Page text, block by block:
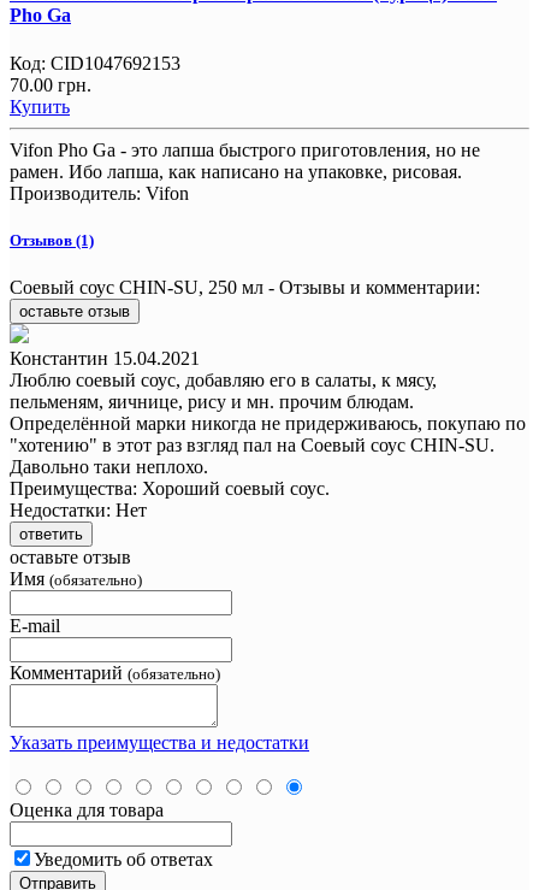
Pho Ga
Код: CID1047692153
70.00 грн.
Купить
Vifon Pho Ga - это лапша быстрого приготовления, но не
рамен. Ибо лапша, как написано на упаковке, рисовая.
Производитель: Vifon
Отзывов (1)
Соевый соус CHIN-SU, 250 мл - Отзывы и комментарии:
оставьте отзыв
Константин 15.04.2021
Люблю соевый соус, добавляю его в салаты, к мясу,
пельменям, яичнице, рису и мн. прочим блюдам.
Определённой марки никогда не придерживаюсь, покупаю по
"хотению" в этот раз взгляд пал на Соевый соус CHIN-SU.
Давольно таки неплохо.
Преимущества: Хороший соевый соус.
Недостатки: Нет
ответить
оставьте отзыв
Имя (обязательно)
E-mail
Комментарий (обязательно)
Указать преимущества и недостатки
Оценка для товара
Уведомить об ответах